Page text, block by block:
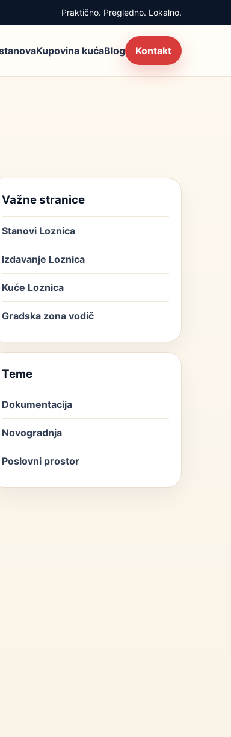
Praktično. Pregledno. Lokalno.
Kupovina kućaBlog Kontakt
Važne stranice
Stanovi Loznica
Izdavanje Loznica
Kuće Loznica
Gradska zona vodič
Teme
Dokumentacija
Novogradnja
Poslovni prostor